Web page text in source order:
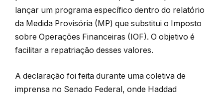
lançar um programa específico dentro do relatório
da Medida Provisória (MP) que substitui o Imposto
sobre Operações Financeiras (IOF). O objetivo é
facilitar a repatriação desses valores.
A declaração foi feita durante uma coletiva de
imprensa no Senado Federal, onde Haddad